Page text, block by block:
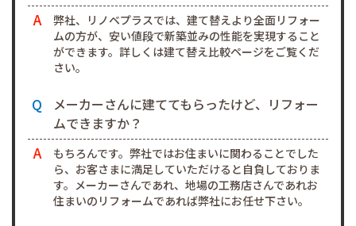
弊社、リノベプラスでは、建て替えより全面リフォー
ムの方が、安い値段で新築並みの性能を実現すること
ができます。詳しくは建て替え比較ページをご覧くだ
さい。
メーカーさんに建ててもらったけど、リフォー
ムできますか？
もちろんです。弊社ではお住まいに関わることでした
ら、お客さまに満足していただけると自負しておりま
す。メーカーさんであれ、地場の工務店さんであれお
住まいのリフォームであれば弊社にお任せ下さい。